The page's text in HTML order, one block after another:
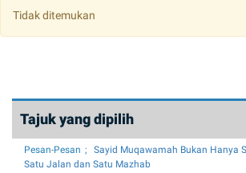
2016
Tidak ditemukan
Tajuk yang dipilih
Pesan-Pesan
Sayid Muqawamah Bukan Hanya
Satu Jalan dan Satu Mazhab